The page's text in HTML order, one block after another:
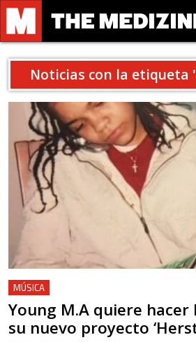
Noticias con la etiqueta
MÚSICA
Young M.A quiere
su nuevo proyecto